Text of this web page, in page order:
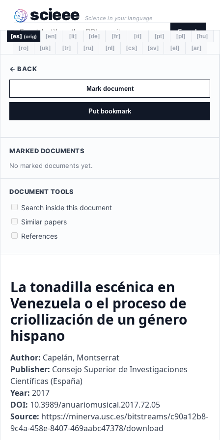
scieee Science in your language
Search
[es] (orig) [en] [lt] [de] [fr] [it] [pt] [pl]
[hu]
[ro]
[uk] [tr] [ru] [nl] [cs] [sv] [el] [ar]
← BACK
Mark document
Put bookmark
MARKED DOCUMENTS
No marked documents yet.
DOCUMENT TOOLS
Search inside this document
Similar papers
References
La tonadilla escénica en
Venezuela o el proceso de
criollización de un género
hispano
Author: Capelán, Montserrat
Publisher: Consejo Superior de Investigaciones
Científicas (España)
Year: 2017
DOI: 10.3989/anuariomusical.2017.72.05
Source: https://minerva.usc.es/bitstreams/c90a12b8-
9c4a-458e-8407-469aabc47378/download